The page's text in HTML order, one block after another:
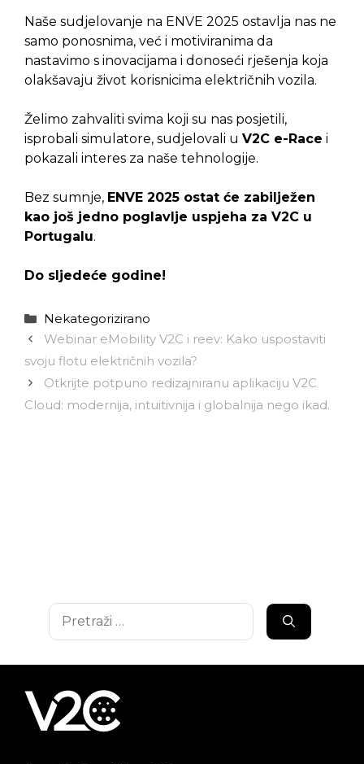
Naše sudjelovanje na ENVE 2025 ostavlja nas ne
samo ponosnima, već i motiviranima da
nastavimo s inovacijama i donoseći rješenja koja
olakšavaju život korisnicima električnih vozila.
Želimo zahvaliti svima koji su nas posjetili,
isprobali simulatore, sudjelovali u V2C e-Race i
pokazali interes za naše tehnologije.
Bez sumnje, ENVE 2025 ostat će zabilježen
kao još jedno poglavlje uspjeha za V2C u
Portugalu.
Do sljedeće godine!
Kategorije
Nekategorizirano
Webinar eMobility V2C i reev: Kako uspostaviti
svoju flotu električnih vozila?
Otkrijte potpuno redizajniranu aplikaciju V2C
Cloud: modernija, intuitivnija i globalnija nego ikad.
Pretraži: